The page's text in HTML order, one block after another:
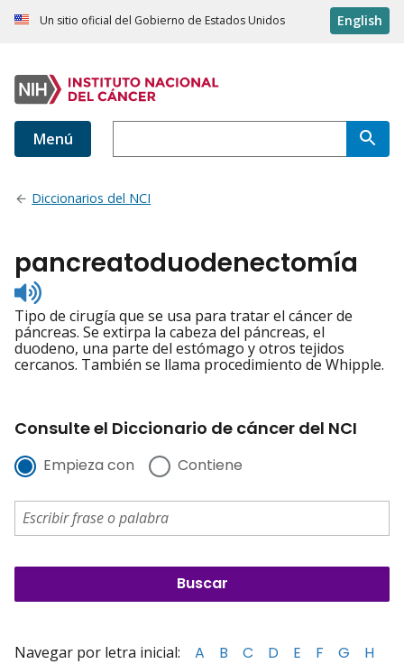
Un sitio oficial del Gobierno de Estados Unidos English
Menú
Diccionarios del NCI
pancreatoduodenectomía
Listen
to
pronunciation
Tipo de cirugía que se usa para tratar el cáncer de
páncreas. Se extirpa la cabeza del páncreas, el
duodeno, una parte del estómago y otros tejidos
cercanos. También se llama procedimiento de Whipple.
Consulte el Diccionario de cáncer del NCI
Empieza con Contiene
Navegar por letra inicial: A B C D E F G
H